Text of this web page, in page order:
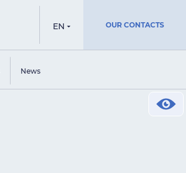
EN OUR CONTACTS
News